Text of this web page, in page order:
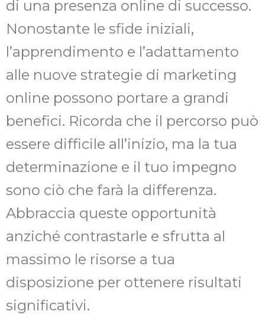
di una presenza online di successo.
Nonostante le sfide iniziali,
l’apprendimento e l’adattamento
alle nuove strategie di marketing
online possono portare a grandi
benefici. Ricorda che il percorso può
essere difficile all’inizio, ma la tua
determinazione e il tuo impegno
sono ciò che farà la differenza.
Abbraccia queste opportunità
anziché contrastarle e sfrutta al
massimo le risorse a tua
disposizione per ottenere risultati
significativi.